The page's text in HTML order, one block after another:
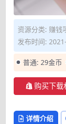
资源分类: 赚钱
发布时间:
普通: 29金币
购买下载
详情介绍